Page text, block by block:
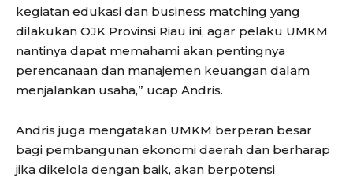
kegiatan edukasi dan business matching yang
dilakukan OJK Provinsi Riau ini, agar pelaku UMKM
nantinya dapat memahami akan pentingnya
perencanaan dan manajemen keuangan dalam
menjalankan usaha,” ucap Andris.
Andris juga mengatakan UMKM berperan besar
bagi pembangunan ekonomi daerah dan berharap
jika dikelola dengan baik, akan berpotensi